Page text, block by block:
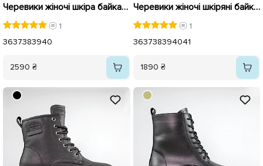
Черевики жіночі шкіра байка 592916 Чорні
1
3637383940
2590 ₴
Черевики жіночі шкіряні байка 593372 Чорні
1
363738394041
1890 ₴